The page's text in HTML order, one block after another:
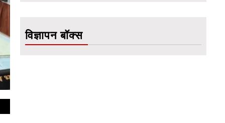
विज्ञापन बॉक्स